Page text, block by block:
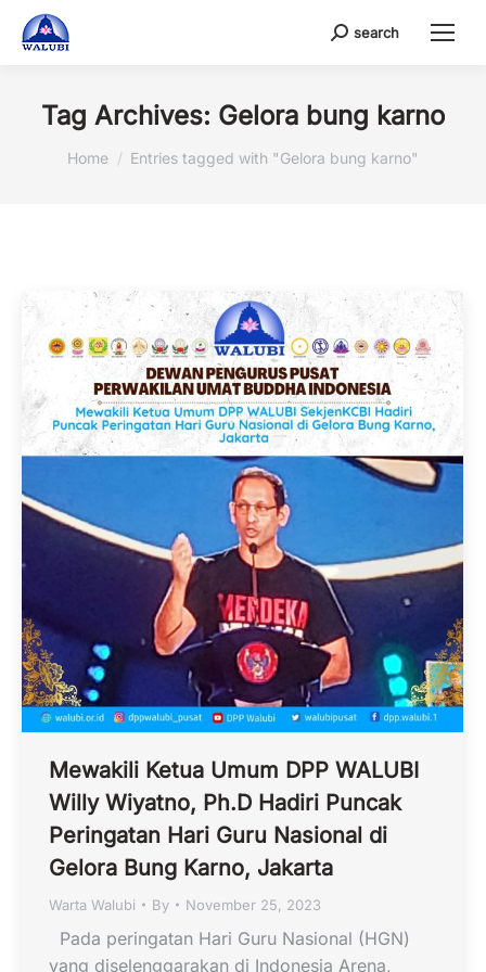
Search:
search
Tag Archives: Gelora bung karno
You are here:
Home Entries tagged with "Gelora bung karno"
Mewakili Ketua Umum DPP WALUBI
Willy Wiyatno, Ph.D Hadiri Puncak
Peringatan Hari Guru Nasional di
Gelora Bung Karno, Jakarta
Warta Walubi By November 25, 2023
Pada peringatan Hari Guru Nasional (HGN)
yang diselenggarakan di Indonesia Arena,